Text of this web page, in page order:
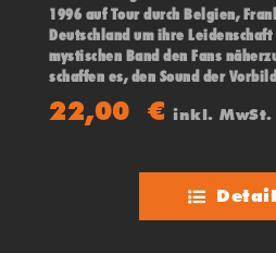
1996 auf Tour durch Belgien,
Deutschland um ihre
mystischen Band den Fans
schaffen es, den Sound der
Persönlichkeit zu geben - so das
Universum einer excellenten THE
22,00€ inkl. MwSt.